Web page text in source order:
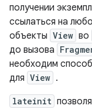
получении
ссылаться на
объекты View во
до вызова
необходим
для View .
lateinit